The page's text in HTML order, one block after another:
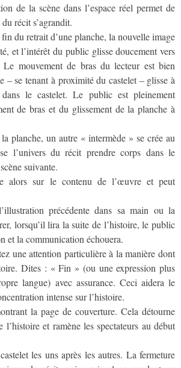
de la scène dans l’espace réel permet de
récit s’agrandit.
du retrait d’une planche, la nouvelle image
et l’intérêt du public glisse doucement vers
mouvement de bras du lecteur est bien
– se tenant à proximité du castelet – glisse à
le castelet. Le public est pleinement
de bras et du glissement de la planche à
planche, un autre « intermède » se crée au
l’univers du récit prendre corps dans le
suivante.
alors sur le contenu de l’œuvre et peut
précédente dans sa main ou la
lorsqu’il lira la suite de l’histoire, le public
et la communication échouera.
une attention particulière à la manière dont
Dites : « Fin » (ou une expression plus
langue) avec assurance. Ceci aidera le
intense sur l’histoire.
la page de couverture. Cela détourne
et ramène les spectateurs au début
les uns après les autres. La fermeture